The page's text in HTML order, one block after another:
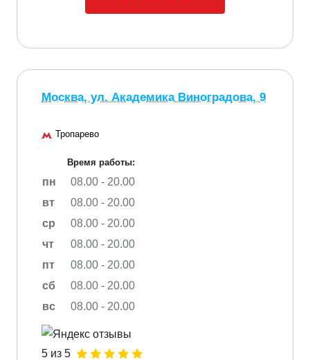
Москва, ул. Академика Виноградова, 9
Тропарево
Время работы:
пн
08.00 - 20.00
вт
08.00 - 20.00
ср
08.00 - 20.00
чт
08.00 - 20.00
пт
08.00 - 20.00
сб
08.00 - 20.00
вс
08.00 - 20.00
5 из 5